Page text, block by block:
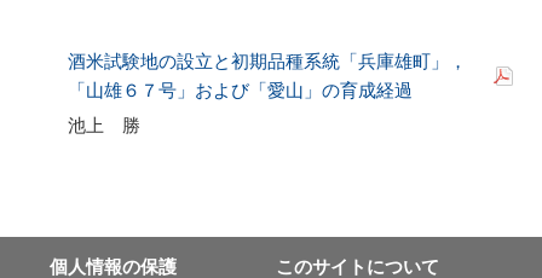
酒米試験地の設立と初期品種系統「兵庫雄町」，
「山雄６７号」および「愛山」の育成経過
池上 勝
個⼈情報の保護
このサイトについて